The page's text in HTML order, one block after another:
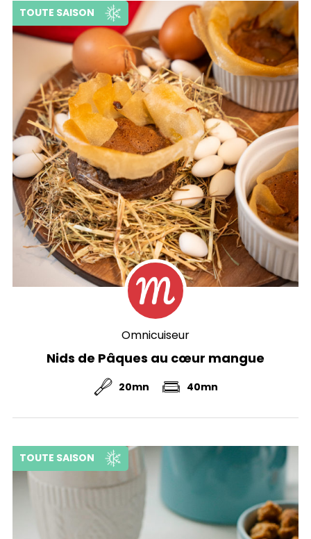
Omnicuiseur
TOUTE SAISON
Nids de Pâques au cœur mangue
20mn 40mn
TOUTE SAISON